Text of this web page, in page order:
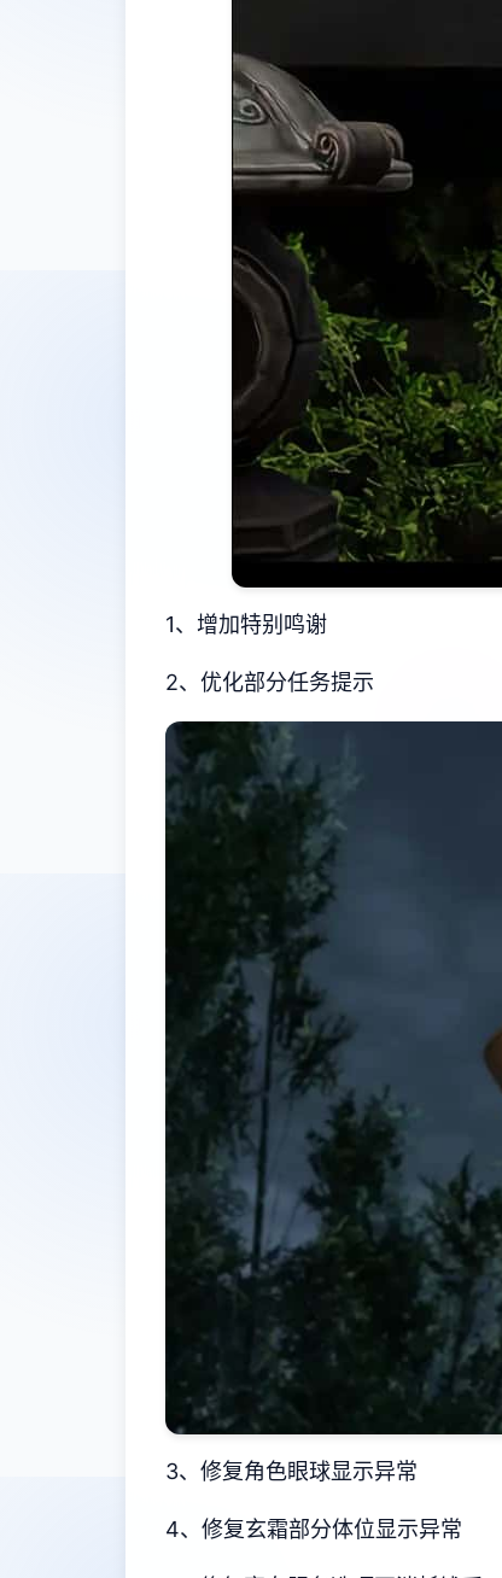
1、增加特别鸣谢
2、优化部分任务提示
3、修复角色眼球显示异常
4、修复玄霜部分体位显示异常